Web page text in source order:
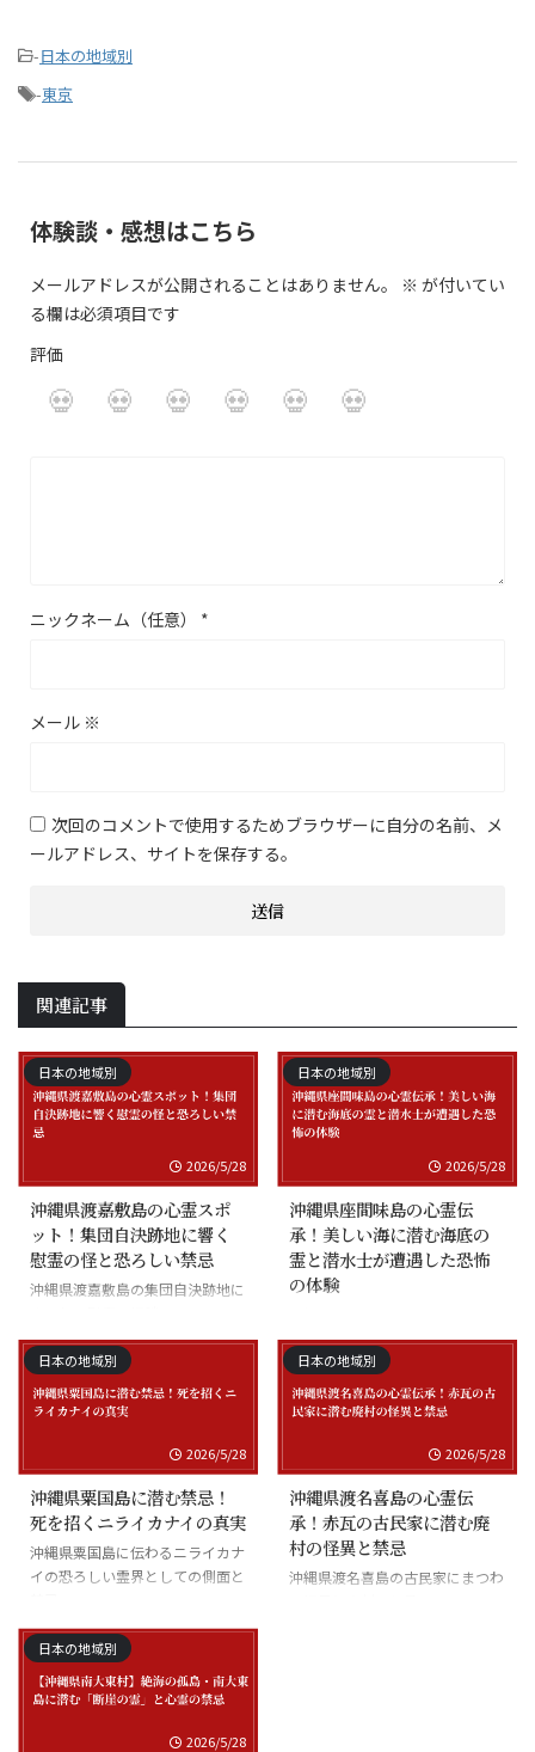
-日本の地域別
-東京
体験談・感想はこちら
メールアドレスが公開されることはありません。 ※ が付いてい
る欄は必須項目です
評価
ニックネーム（任意） *
メール ※
次回のコメントで使用するためブラウザーに自分の名前、メ
ールアドレス、サイトを保存する。
関連記事
日本の地域別
2026/5/28
沖縄県渡嘉敷島の心霊スポ
ット！集団自決跡地に響く
慰霊の怪と恐ろしい禁忌
沖縄県渡嘉敷島の集団自決跡地に
日本の地域別
2026/5/28
沖縄県座間味島の心霊伝
承！美しい海に潜む海底の
霊と潜水士が遭遇した恐怖
の体験
士の怪談
日本の地域別
2026/5/28
沖縄県粟国島に潜む禁忌！
死を招くニライカナイの真実
沖縄県粟国島に伝わるニライカナ
イの恐ろしい霊界としての側面と
日本の地域別
2026/5/28
沖縄県渡名喜島の心霊伝
承！赤瓦の古民家に潜む廃
村の怪異と禁忌
沖縄県渡名喜島の古民家にまつわ
日本の地域別
2026/5/28